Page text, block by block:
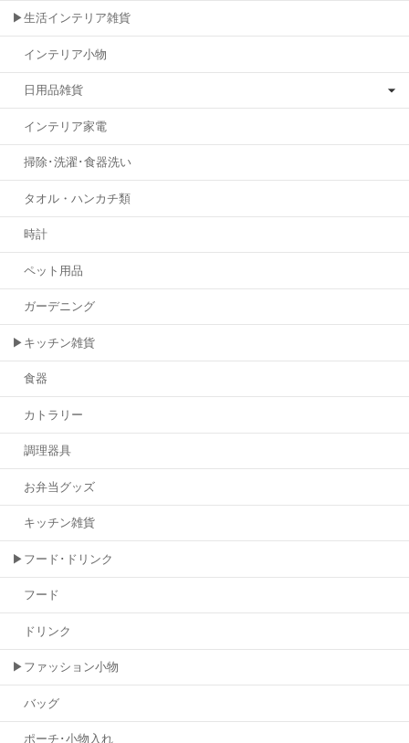
▶生活インテリア雑貨
インテリア小物
日用品雑貨
インテリア家電
掃除･洗濯･食器洗い
タオル・ハンカチ類
時計
ペット用品
ガーデニング
▶キッチン雑貨
食器
カトラリー
調理器具
お弁当グッズ
キッチン雑貨
▶フード･ドリンク
フード
ドリンク
▶ファッション小物
バッグ
ポーチ･小物入れ